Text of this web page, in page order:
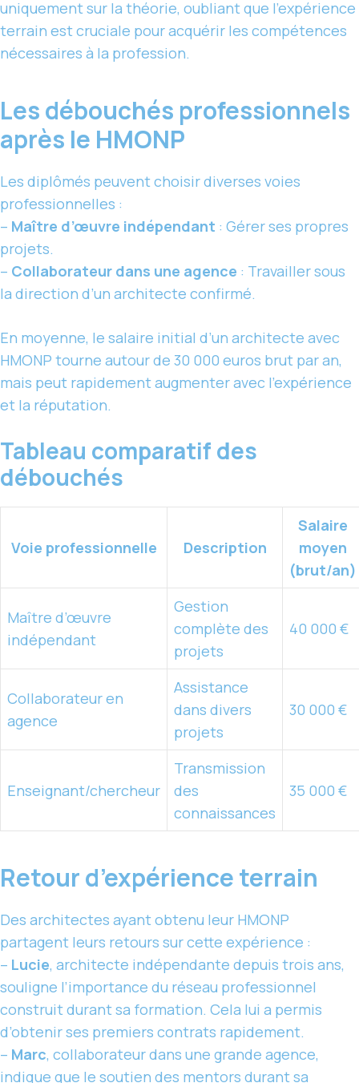
uniquement sur la théorie, oubliant que l’expérience
terrain est cruciale pour acquérir les compétences
nécessaires à la profession.
Les débouchés professionnels
après le HMONP
Les diplômés peuvent choisir diverses voies
professionnelles :
– Maître d’œuvre indépendant : Gérer ses propres
projets.
– Collaborateur dans une agence : Travailler sous
la direction d’un architecte confirmé.
En moyenne, le salaire initial d’un architecte avec
HMONP tourne autour de 30 000 euros brut par an,
mais peut rapidement augmenter avec l’expérience
et la réputation.
Tableau comparatif des
débouchés
Voie professionnelle Description
Salaire
moyen
(brut/an)
Maître d’œuvre
indépendant
Gestion
complète des
projets
40 000 €
Collaborateur en
agence
Assistance
dans divers
projets
30 000 €
Enseignant/chercheur
Transmission
des
connaissances
35 000 €
Retour d’expérience terrain
Des architectes ayant obtenu leur HMONP
partagent leurs retours sur cette expérience :
– Lucie, architecte indépendante depuis trois ans,
souligne l’importance du réseau professionnel
construit durant sa formation. Cela lui a permis
d’obtenir ses premiers contrats rapidement.
– Marc, collaborateur dans une grande agence,
indique que le soutien des mentors durant sa